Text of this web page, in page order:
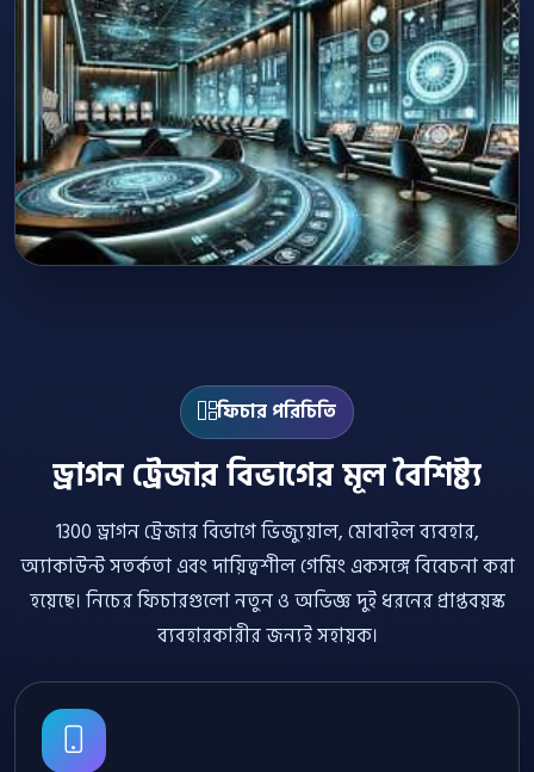
ফিচার পরিচিতি
ড্রাগন ট্রেজার বিভাগের মূল বৈশিষ্ট্য
1300 ড্রাগন ট্রেজার বিভাগে ভিজ্যুয়াল, মোবাইল ব্যবহার,
অ্যাকাউন্ট সতর্কতা এবং দায়িত্বশীল গেমিং একসঙ্গে বিবেচনা করা
হয়েছে। নিচের ফিচারগুলো নতুন ও অভিজ্ঞ দুই ধরনের প্রাপ্তবয়স্ক
ব্যবহারকারীর জন্যই সহায়ক।